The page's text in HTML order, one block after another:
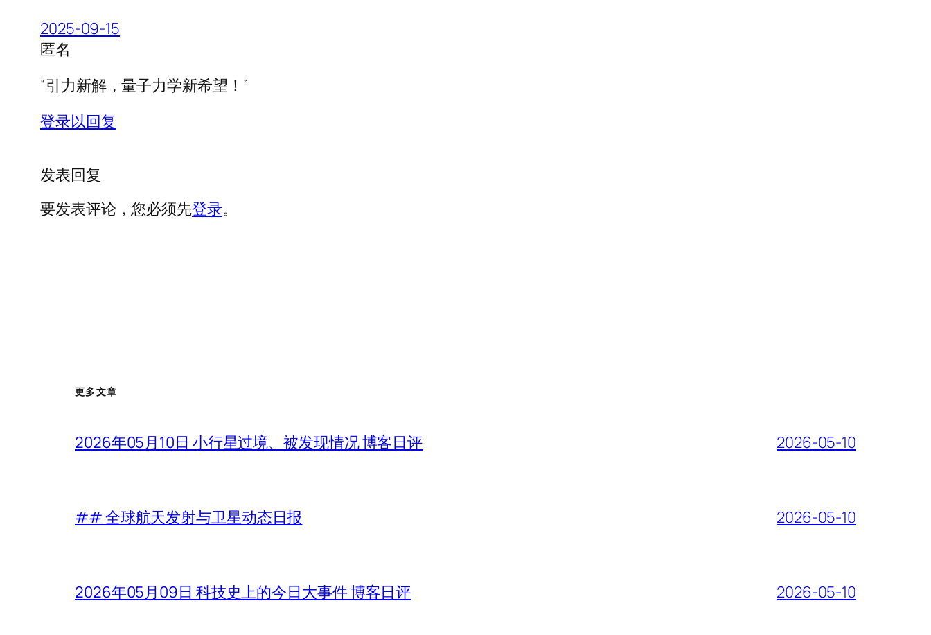
2025-09-15
匿名
“引力新解，量子力学新希望！”
登录以回复
发表回复
要发表评论，您必须先登录。
更多文章
2026年05月10日 小行星过境、被发现情况 博客日评 2026-05-10
## 全球航天发射与卫星动态日报 2026-05-10
2026年05月09日 科技史上的今日大事件 博客日评 2026-05-10